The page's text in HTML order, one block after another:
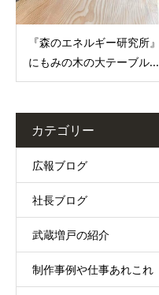
『森のエネルギー研究所』
にもみの木の大テーブル...
カテゴリー
広報ブログ
社長ブログ
武蔵増戸の紹介
制作事例や仕事あれこれ